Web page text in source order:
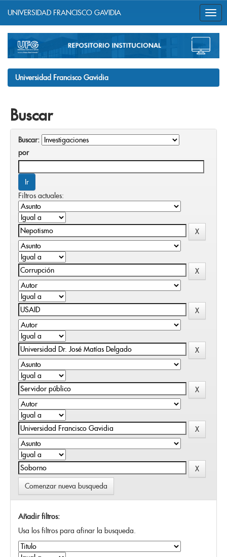
navigation
UNIVERSIDAD FRANCISCO GAVIDIA
Universidad Francisco Gavidia
Buscar
Buscar:
por
Filtros actuales:
Comenzar nueva busqueda
Añadir filtros:
Usa los filtros para afinar la busqueda.